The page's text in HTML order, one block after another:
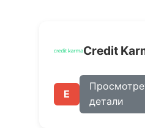
Credit
E
детали